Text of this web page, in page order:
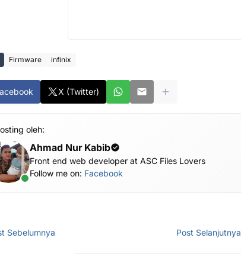
Firmware infinix
X (Twitter)
oleh:
Ahmad Nur Kabib
Front end web developer at ASC Files Lovers
Follow me on: Facebook
Sebelumnya Post Selanjutnya